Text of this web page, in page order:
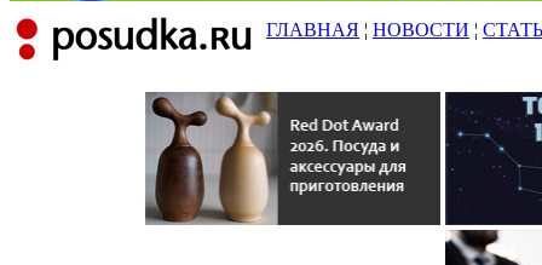
ГЛАВНАЯ ¦ НОВОСТИ ¦